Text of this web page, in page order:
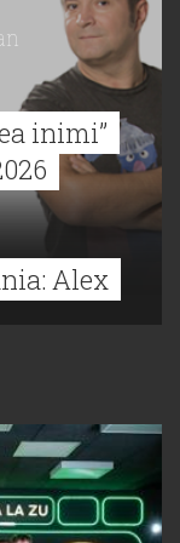
inimi”
Alex
Al